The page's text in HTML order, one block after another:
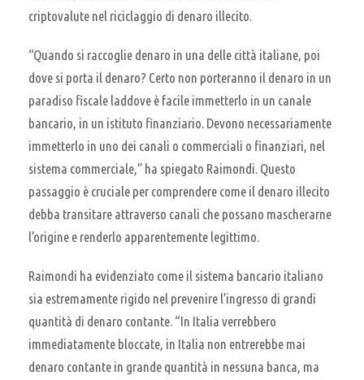
criptovalute nel riciclaggio di denaro illecito.
“Quando si raccoglie denaro in una delle città italiane, poi
dove si porta il denaro? Certo non porteranno il denaro in un
paradiso fiscale laddove è facile immetterlo in un canale
bancario, in un istituto finanziario. Devono necessariamente
immetterlo in uno dei canali o commerciali o finanziari, nel
sistema commerciale,” ha spiegato Raimondi. Questo
passaggio è cruciale per comprendere come il denaro illecito
debba transitare attraverso canali che possano mascherarne
l’origine e renderlo apparentemente legittimo.
Raimondi ha evidenziato come il sistema bancario italiano
sia estremamente rigido nel prevenire l’ingresso di grandi
quantità di denaro contante. “In Italia verrebbero
immediatamente bloccate, in Italia non entrerebbe mai
denaro contante in grande quantità in nessuna banca, ma